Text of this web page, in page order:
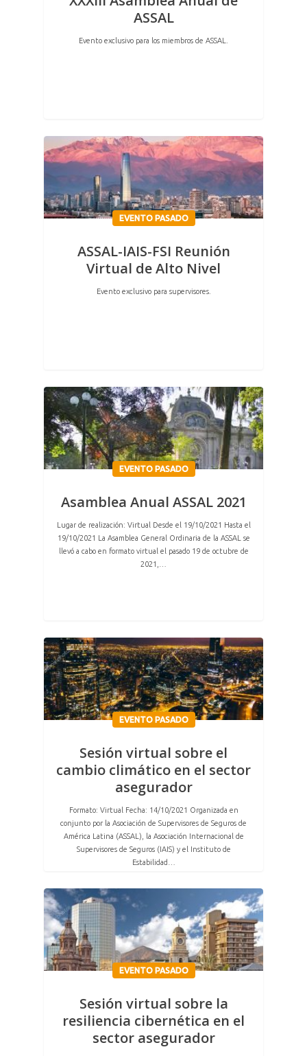
ASSAL
Evento exclusivo para los miembros de ASSAL.
EVENTO PASADO
ASSAL-IAIS-FSI Reunión
Virtual de Alto Nivel
Evento exclusivo para supervisores.
EVENTO PASADO
Asamblea Anual ASSAL 2021
Lugar de realización: Virtual Desde el 19/10/2021 Hasta el
19/10/2021 La Asamblea General Ordinaria de la ASSAL se
llevó a cabo en formato virtual el pasado 19 de octubre de
2021,…
EVENTO PASADO
Sesión virtual sobre el
cambio climático en el sector
asegurador
Formato: Virtual Fecha: 14/10/2021 Organizada en
conjunto por la Asociación de Supervisores de Seguros de
América Latina (ASSAL), la Asociación Internacional de
Supervisores de Seguros (IAIS) y el Instituto de
Estabilidad…
EVENTO PASADO
Sesión virtual sobre la
resiliencia cibernética en el
sector asegurador